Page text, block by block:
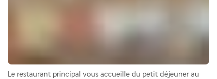
Le restaurant principal vous accueille du petit déjeuner au